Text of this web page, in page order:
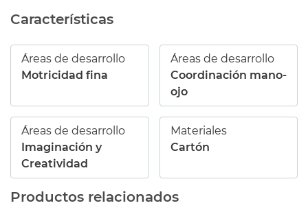
Características
Áreas de desarrollo
Motricidad fina
Áreas de desarrollo
Coordinación mano-
ojo
Áreas de desarrollo
Imaginación y
Creatividad
Materiales
Cartón
Productos relacionados